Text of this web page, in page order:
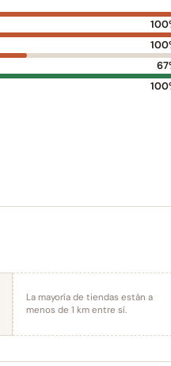
La mayoría de tiendas están a
menos de 1 km entre sí.